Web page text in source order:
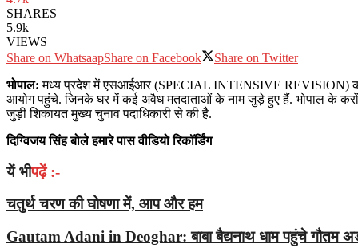
SHARES
5.9k
VIEWS
Share on WhatsaapShare on Facebook
Share on Twitter
भोपाल: मध्य प्रदेश में एसआईआर (SPECIAL INTENSIVE REVISION) की
आयोग पहुंचे. जिनके घर में कई अवैध मतदाताओं के नाम जुड़े हुए हैं. भोपाल के
जुड़ी शिकायत मुख्य चुनाव पदाधिकारी से की है.
दिग्विजय सिंह बोले हमारे पास वीडियो रिकॉर्डिंग
यें भीपढ़ें :-
चतुर्थ चरण की घोषणा में, आप और हम
Gautam Adani in Deoghar: बाबा बैद्यनाथ धाम पहुंचे गौतम